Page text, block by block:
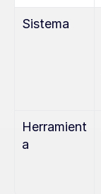
Sistema
Herramient
a